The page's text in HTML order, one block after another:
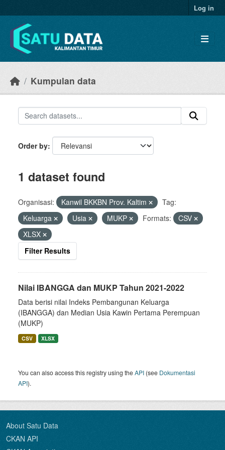
Log in
Kumpulan data
Order by
1 dataset found
Organisasi: Kanwil BKKBN Prov. Kaltim
Tag:
Keluarga
Usia MUKP Formats:
CSV
XLSX
Filter Results
Nilai IBANGGA dan MUKP Tahun 2021-2022
Data berisi nilai Indeks Pembangunan Keluarga
(IBANGGA) dan Median Usia Kawin Pertama Perempuan
(MUKP)
CSV XLSX
You can also access this registry using theAPI (see Dokumentasi
API).
About Satu Data
CKAN API